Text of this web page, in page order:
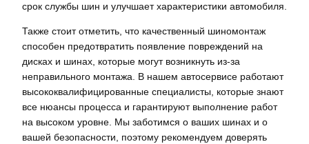
срок службы шин и улучшает характеристики автомобиля.
Также стоит отметить, что качественный шиномонтаж
способен предотвратить появление повреждений на
дисках и шинах, которые могут возникнуть из-за
неправильного монтажа. В нашем автосервисе работают
высококвалифицированные специалисты, которые знают
все нюансы процесса и гарантируют выполнение работ
на высоком уровне. Мы заботимся о ваших шинах и о
вашей безопасности, поэтому рекомендуем доверять